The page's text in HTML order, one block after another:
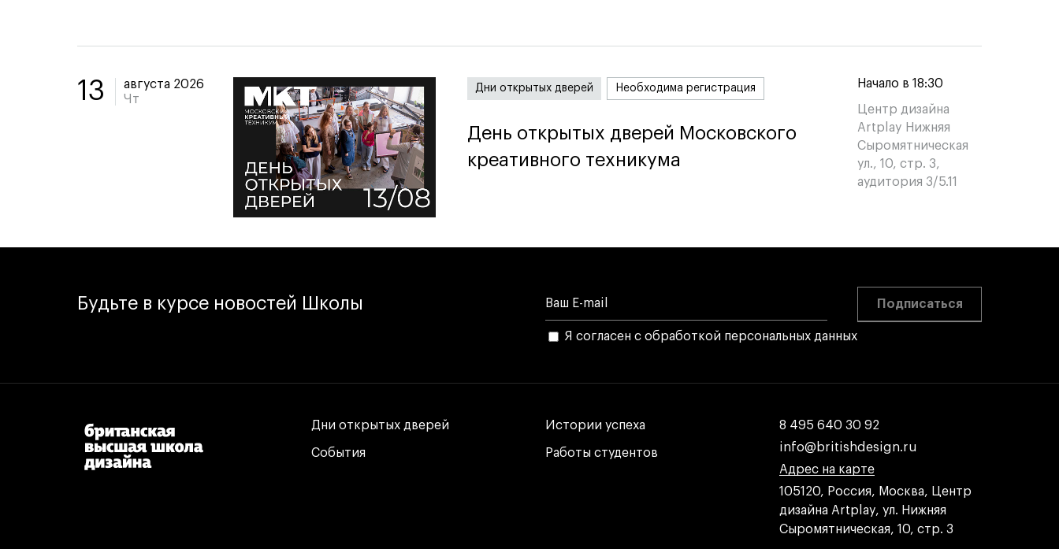
13
августа 2026
Чт
Дни открытых дверей Необходима регистрация
День открытых дверей Московского
креативного техникума
День открытых дверей Московского
креативного техникума
Начало в 18:30
Центр дизайна
Artplay Нижняя
Сыромятническая
ул., 10, стр. 3,
аудитория 3/5.11
Будьте в курсе новостей Школы
Я согласен с обработкой персональных данных
Подписаться
Дни открытых дверей
Дни открытых дверей
События
События
Истории успеха
Истории успеха
Работы студентов
Работы студентов
8 495 640 30 92
8 495 640 30 92
info@britishdesign.ru
info@britishdesign.ru
Адрес на карте
Адрес на карте
Адрес на карте
105120, Россия, Москва, Центр
дизайна Artplay, ул. Нижняя
Сыромятническая, 10, стр. 3